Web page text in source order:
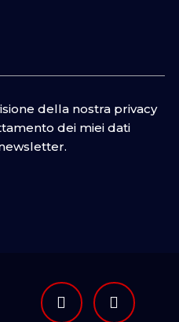
della nostra privacy
dei miei dati